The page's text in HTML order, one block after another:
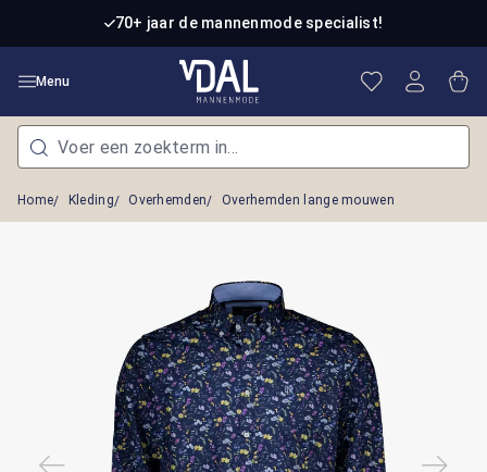
Ga naar de hoofdinhoud70+ jaar de mannenmode specialist!
Menu Je hebt 0
Home Kleding Overhemden Overhemden lange mouwen